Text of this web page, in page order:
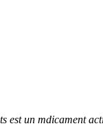
est un mdicament